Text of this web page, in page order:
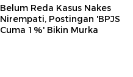
Belum Reda Kasus Nakes
Nirempati, Postingan 'BPJS
Cuma 1%' Bikin Murka